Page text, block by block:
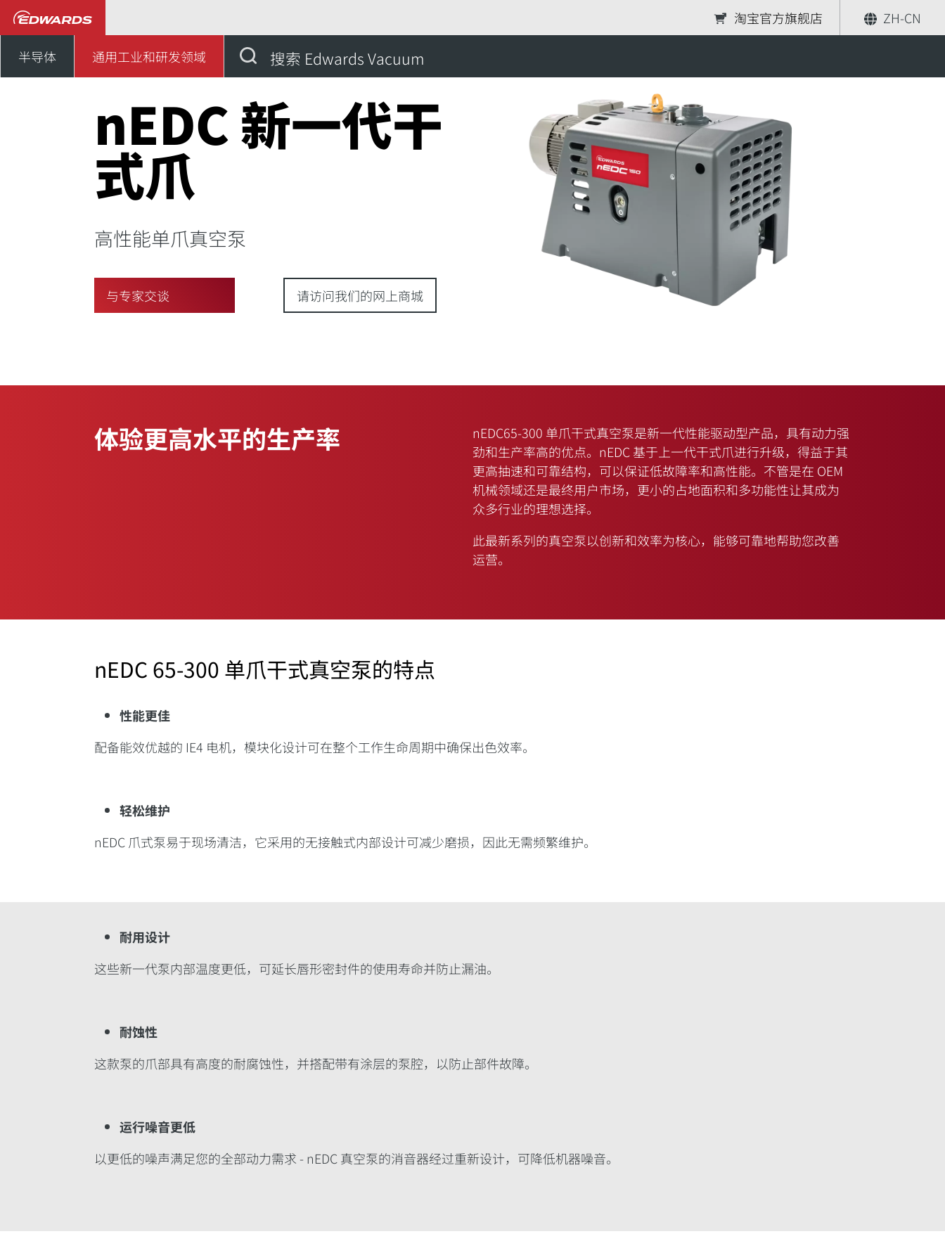
淘宝官方旗舰店 ZH-CN
半导体 通用工业和研发领域 搜索 Edwards Vacuum
分享
nEDC 新一代干
式爪
高性能单爪真空泵
与专家交谈 请访问我们的网上商城
体验更高水平的生产率
nEDC65-300 单爪干式真空泵是新一代性能驱动型产品，具有动力强
劲和生产率高的优点。nEDC 基于上一代干式爪进行升级，得益于其
更高抽速和可靠结构，可以保证低故障率和高性能。不管是在 OEM
机械领域还是最终用户市场，更小的占地面积和多功能性让其成为
众多行业的理想选择。
此最新系列的真空泵以创新和效率为核心，能够可靠地帮助您改善
运营。
nEDC 65-300 单爪干式真空泵的特点
性能更佳
配备能效优越的 IE4 电机，模块化设计可在整个工作生命周期中确保出色效率。
轻松维护
nEDC 爪式泵易于现场清洁，它采用的无接触式内部设计可减少磨损，因此无需频繁维护。
耐用设计
这些新一代泵内部温度更低，可延长唇形密封件的使用寿命并防止漏油。
耐蚀性
这款泵的爪部具有高度的耐腐蚀性，并搭配带有涂层的泵腔，以防止部件故障。
运行噪音更低
以更低的噪声满足您的全部动力需求 - nEDC 真空泵的消音器经过重新设计，可降低机器噪音。